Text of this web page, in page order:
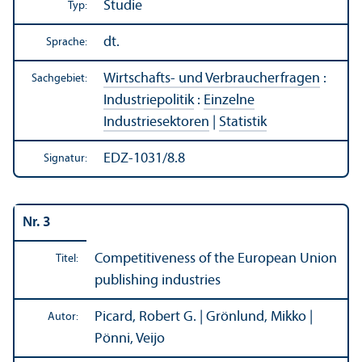
Typ: Studie
Sprache: dt.
Sachgebiet: Wirtschafts- und Verbraucherfragen :
Industriepolitik: Einzelne
Industriesektoren
Statistik
Signatur: EDZ-1031/8.8
Nr. 3
Titel:
Competitiveness of the European Union
publishing industries
Autor:
Picard, Robert G. | Grönlund, Mikko |
Pönni, Veijo